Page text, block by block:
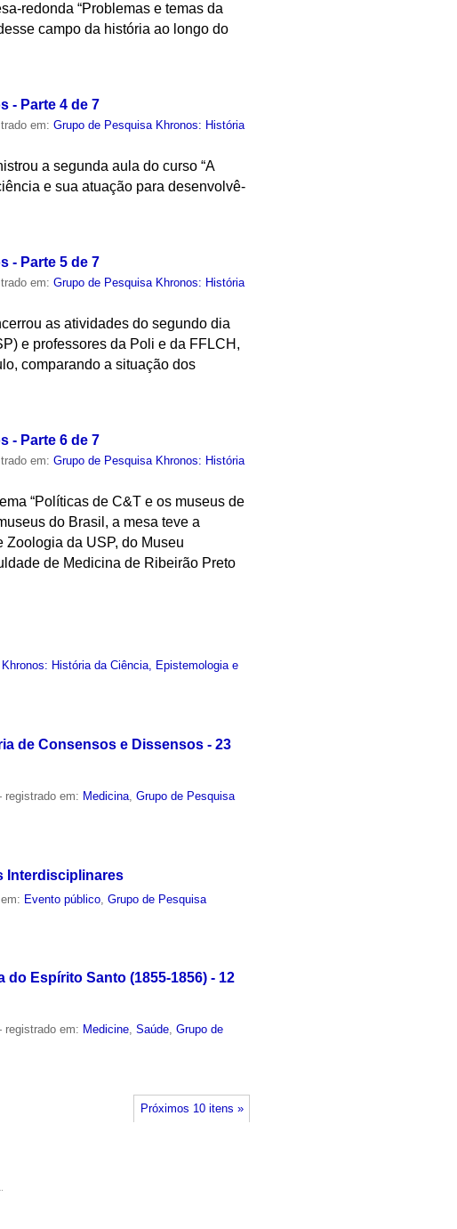
redonda “Problemas e temas da
campo da história ao longo do
- Parte 4 de 7
em:Grupo de Pesquisa Khronos: História
a segunda aula do curso “A
e sua atuação para desenvolvê-
- Parte 5 de 7
em:Grupo de Pesquisa Khronos: História
as atividades do segundo dia
e professores da Poli e da FFLCH,
comparando a situação dos
- Parte 6 de 7
em:Grupo de Pesquisa Khronos: História
“Políticas de C&T e os museus de
do Brasil, a mesa teve a
da USP, do Museu
de Medicina de Ribeirão Preto
História da Ciência, Epistemologia e
de Consensos e Dissensos - 23
em: Medicina ,Grupo de Pesquisa
Interdisciplinares
Evento público ,Grupo de Pesquisa
Espírito Santo (1855-1856) - 12
em: Medicine,Saúde,Grupo de
Próximos 10 itens »